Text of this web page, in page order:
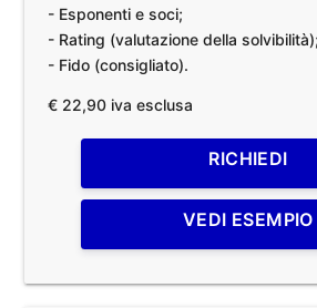
- Esponenti e soci;
- Rating (valutazione della solvibilità);
- Fido (consigliato).
€ 22,90 iva esclusa
RICHIEDI
VEDI ESEMPIO